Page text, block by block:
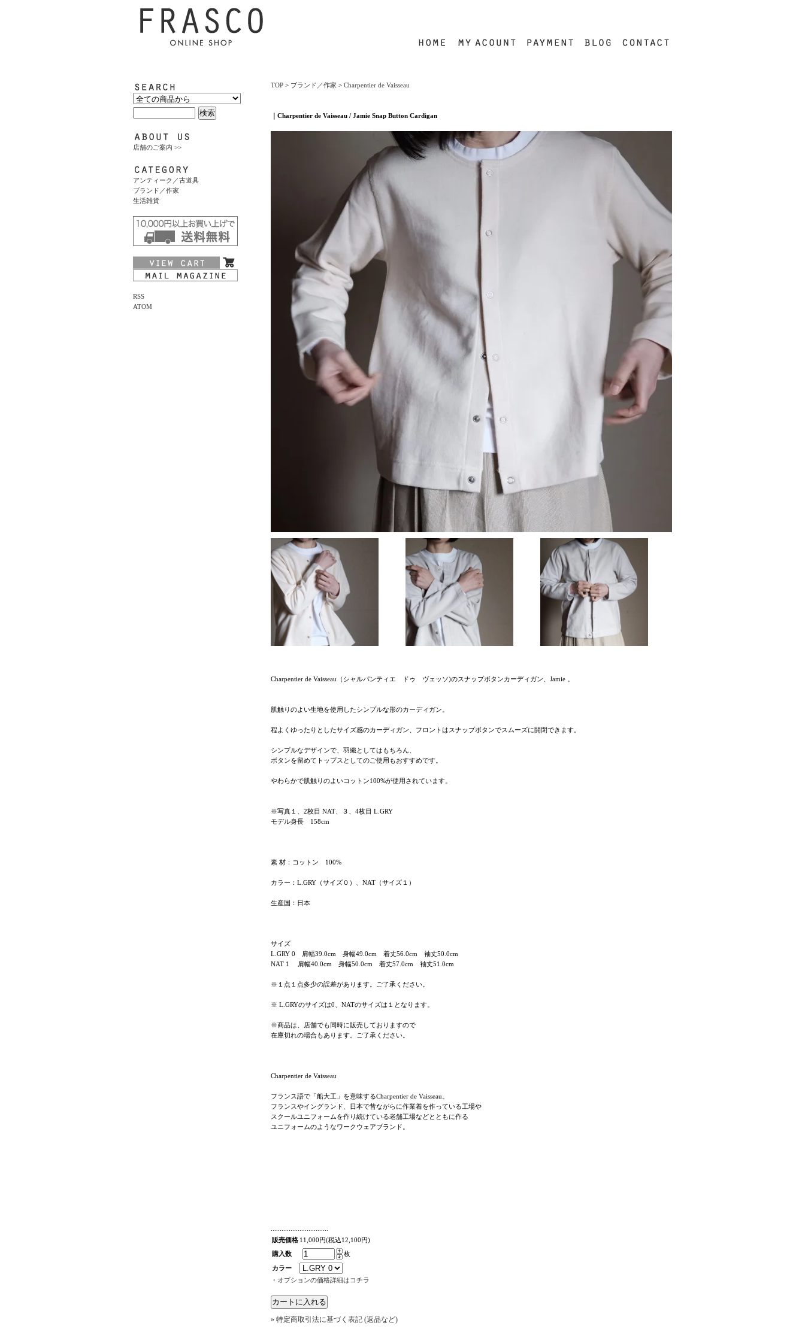
店舗のご案内 >>
アンティーク／古道具
ブランド／作家
生活雑貨
RSS
ATOM
TOP > ブランド／作家 > Charpentier de Vaisseau
｜Charpentier de Vaisseau / Jamie Snap Button Cardigan
Charpentier de Vaisseau（シャルパンティエ ドゥ ヴェッソ)のスナップボタンカーディガン、Jamie 。
肌触りのよい生地を使用したシンプルな形のカーディガン。
程よくゆったりとしたサイズ感のカーディガン、フロントはスナップボタンでスムーズに開閉できます。
シンプルなデザインで、羽織としてはもちろん、
ボタンを留めてトップスとしてのご使用もおすすめです。
やわらかで肌触りのよいコットン100%が使用されています。
※写真１、2枚目 NAT、３、4枚目 L.GRY
モデル身長 158cm
素 材：コットン 100%
カラー：L.GRY（サイズ０）、NAT（サイズ１）
生産国：日本
サイズ
L.GRY 0 肩幅39.0cm 身幅49.0cm 着丈56.0cm 袖丈50.0cm
NAT 1 肩幅40.0cm 身幅50.0cm 着丈57.0cm 袖丈51.0cm
※１点１点多少の誤差があります。ご了承ください。
※ L.GRYのサイズは0、NATのサイズは１となります。
※商品は、店舗でも同時に販売しておりますので
在庫切れの場合もあります。ご了承ください。
Charpentier de Vaisseau
フランス語で「船大工」を意味するCharpentier de Vaisseau。
フランスやイングランド、日本で昔ながらに作業着を作っている工場や
スクールユニフォームを作り続けている老舗工場などとともに作る
ユニフォームのようなワークウェアブランド。
販売価格 11,000円(税込12,100円)
購入数
枚
カラー
・ オプションの価格詳細はコチラ
» 特定商取引法に基づく表記 (返品など)